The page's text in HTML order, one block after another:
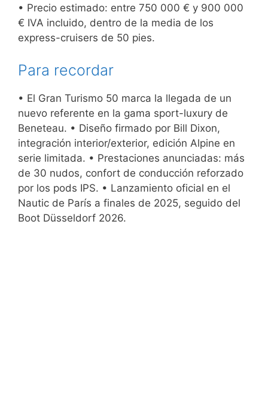
• Precio estimado: entre 750 000 € y 900 000
€ IVA incluido, dentro de la media de los
express-cruisers de 50 pies.
Para recordar
• El Gran Turismo 50 marca la llegada de un
nuevo referente en la gama sport-luxury de
Beneteau. • Diseño firmado por Bill Dixon,
integración interior/exterior, edición Alpine en
serie limitada. • Prestaciones anunciadas: más
de 30 nudos, confort de conducción reforzado
por los pods IPS. • Lanzamiento oficial en el
Nautic de París a finales de 2025, seguido del
Boot Düsseldorf 2026.